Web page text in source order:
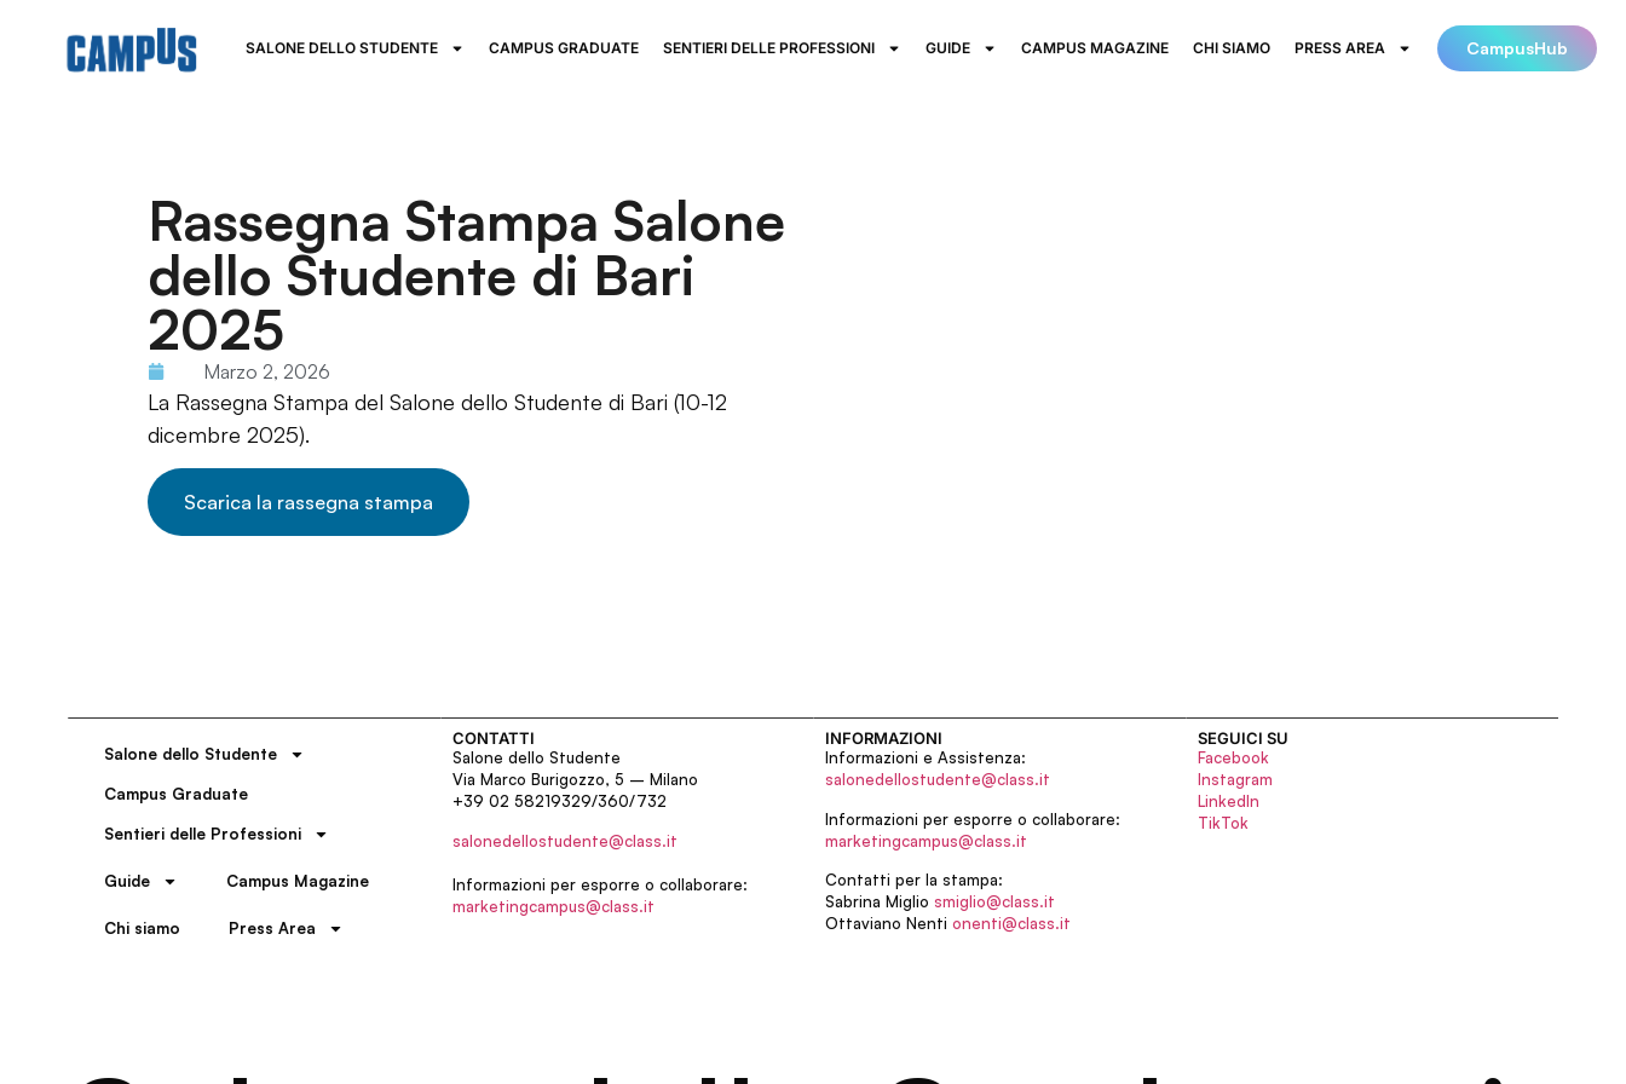
SALONE DELLO STUDENTE CAMPUS GRADUATE SENTIERI DELLE PROFESSIONI GUIDE CAMPUS MAGAZINE CHI SIAMO PRESS AREA CampusHub
Rassegna Stampa Salone
dello Studente di Bari
2025
Marzo 2, 2026
La Rassegna Stampa del Salone dello Studente di Bari (10-12
dicembre 2025).
Scarica la rassegna stampa
Salone dello Studente
Campus Graduate
Sentieri delle Professioni
Guide Campus Magazine
Chi siamo Press Area
CONTATTI
Salone dello Studente
Via Marco Burigozzo, 5 – Milano
+39 02 58219329/360/732
salonedellostudente@class.it
Informazioni per esporre o collaborare:
marketingcampus@class.it
INFORMAZIONI
Informazioni e Assistenza:
salonedellostudente@class.it
Informazioni per esporre o collaborare:
marketingcampus@class.it
Contatti per la stampa:
Sabrina Miglio smiglio@class.it
Ottaviano Nenti onenti@class.it
SEGUICI SU
Facebook
Instagram
LinkedIn
TikTok